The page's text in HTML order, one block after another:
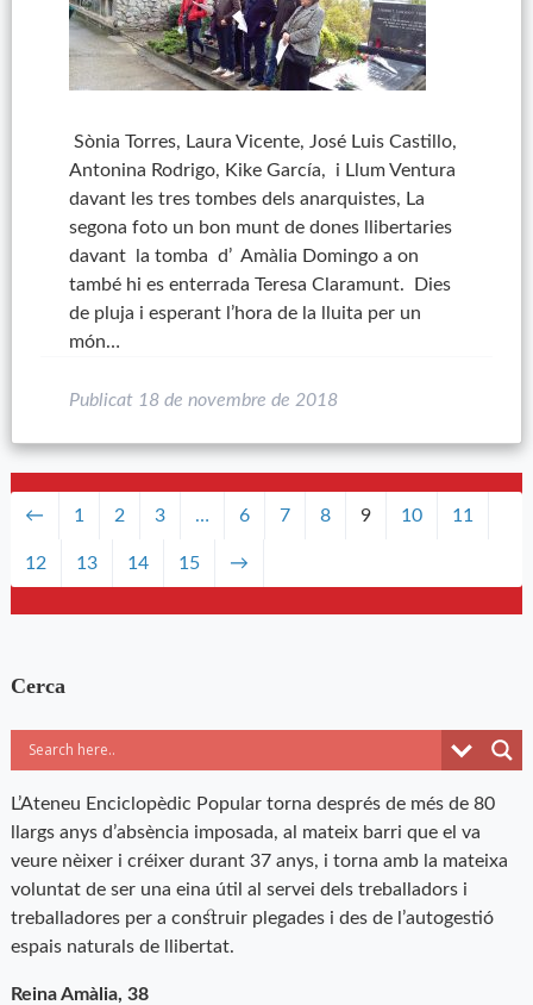
Sònia Torres, Laura Vicente, José Luis Castillo,
Antonina Rodrigo, Kike García, i Llum Ventura
davant les tres tombes dels anarquistes, La
segona foto un bon munt de dones llibertaries
davant la tomba d’ Amàlia Domingo a on
també hi es enterrada Teresa Claramunt. Dies
de pluja i esperant l’hora de la lluita per un
món…
Publicat 18 de novembre de 2018
← 1 2 3 … 6 7 8 9 10 11
12 13 14 15 →
Cerca
L’Ateneu Enciclopèdic Popular torna després de més de 80
llargs anys d’absència imposada, al mateix barri que el va
veure nèixer i créixer durant 37 anys, i torna amb la mateixa
voluntat de ser una eina útil al servei dels treballadors i
treballadores per a construir plegades i des de l’autogestió
espais naturals de llibertat.
Reina Amàlia, 38